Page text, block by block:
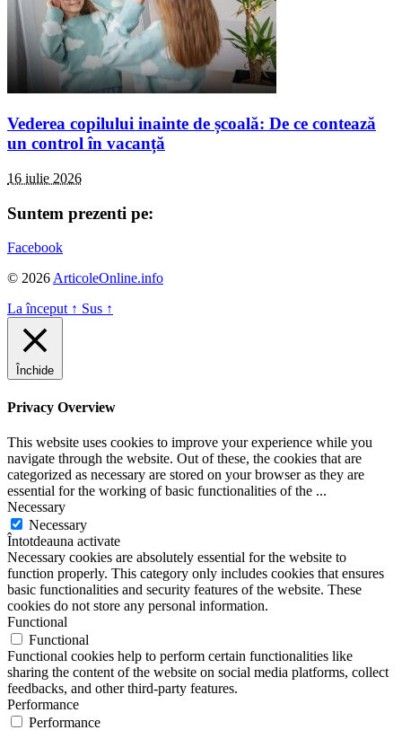
Vederea copilului inainte de școală: De ce contează
un control în vacanță
16 iulie 2026
Suntem prezenti pe:
Facebook
© 2026 ArticoleOnline.info
La început ↑ Sus ↑
Închide
Privacy Overview
This website uses cookies to improve your experience while you
navigate through the website. Out of these, the cookies that are
categorized as necessary are stored on your browser as they are
essential for the working of basic functionalities of the ...
Necessary
Necessary
Întotdeauna activate
Necessary cookies are absolutely essential for the website to
function properly. This category only includes cookies that ensures
basic functionalities and security features of the website. These
cookies do not store any personal information.
Functional
Functional
Functional cookies help to perform certain functionalities like
sharing the content of the website on social media platforms, collect
feedbacks, and other third-party features.
Performance
Performance